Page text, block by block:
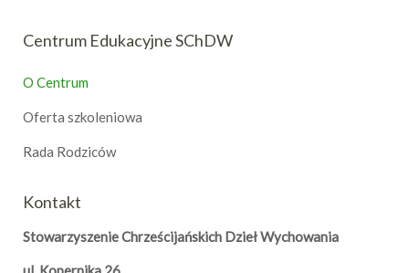
Centrum Edukacyjne SChDW
O Centrum
Oferta szkoleniowa
Rada Rodziców
Kontakt
Stowarzyszenie Chrześcijańskich Dzieł Wychowania